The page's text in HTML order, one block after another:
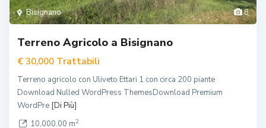
8
Bisignano
Terreno Agricolo a Bisignano
€ 30,000 Trattabili
Terreno agricolo con Uliveto Ettari 1 con circa 200 piante
Download Nulled WordPress ThemesDownload Premium
WordPre [Di Più]
10,000.00 m2